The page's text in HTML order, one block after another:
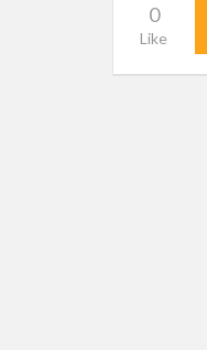
0
Like